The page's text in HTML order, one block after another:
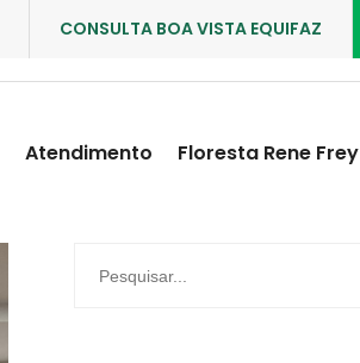
CONSULTA BOA VISTA EQUIFAZ
Atendimento Floresta Rene Frey